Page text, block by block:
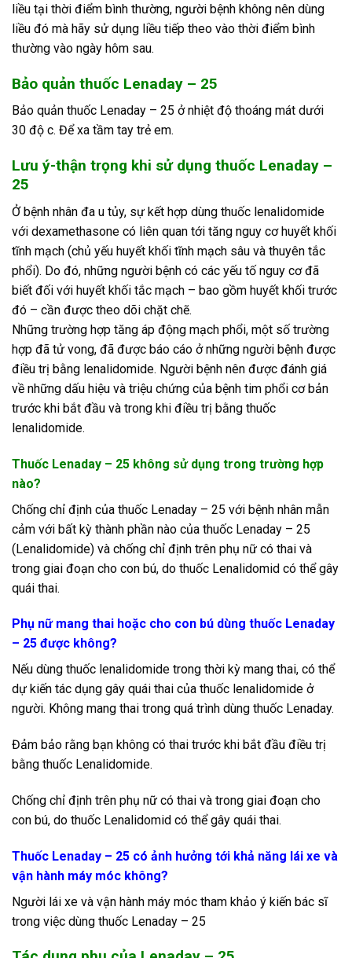
liều tại thời điểm bình thường, người bệnh không nên dùng
liều đó mà hãy sử dụng liều tiếp theo vào thời điểm bình
thường vào ngày hôm sau.
Bảo quản thuốc Lenaday – 25
Bảo quản thuốc Lenaday – 25 ở nhiệt độ thoáng mát dưới
30 độ c. Để xa tầm tay trẻ em.
Lưu ý-thận trọng khi sử dụng thuốc Lenaday –
25
Ở bệnh nhân đa u tủy, sự kết hợp dùng thuốc lenalidomide
với dexamethasone có liên quan tới tăng nguy cơ huyết khối
tĩnh mạch (chủ yếu huyết khối tĩnh mạch sâu và thuyên tắc
phổi). Do đó, những người bệnh có các yếu tố nguy cơ đã
biết đối với huyết khối tắc mạch – bao gồm huyết khối trước
đó – cần được theo dõi chặt chẽ.
Những trường hợp tăng áp động mạch phổi, một số trường
hợp đã tử vong, đã được báo cáo ở những người bệnh được
điều trị bằng lenalidomide. Người bệnh nên được đánh giá
về những dấu hiệu và triệu chứng của bệnh tim phổi cơ bản
trước khi bắt đầu và trong khi điều trị bằng thuốc
lenalidomide.
Thuốc Lenaday – 25 không sử dụng trong trường hợp
nào?
Chống chỉ định của thuốc Lenaday – 25 với bệnh nhân mẫn
cảm với bất kỳ thành phần nào của thuốc Lenaday – 25
(Lenalidomide) và chống chỉ định trên phụ nữ có thai và
trong giai đoạn cho con bú, do thuốc Lenalidomid có thể gây
quái thai.
Phụ nữ mang thai hoặc cho con bú dùng thuốc Lenaday
– 25 được không?
Nếu dùng thuốc lenalidomide trong thời kỳ mang thai, có thể
dự kiến ​​tác dụng gây quái thai của thuốc lenalidomide ở
người. Không mang thai trong quá trình dùng thuốc Lenaday.
Đảm bảo rằng bạn không có thai trước khi bắt đầu điều trị
bằng thuốc Lenalidomide.
Chống chỉ định trên phụ nữ có thai và trong giai đoạn cho
con bú, do thuốc Lenalidomid có thể gây quái thai.
Thuốc Lenaday – 25 có ảnh hưởng tới khả năng lái xe và
vận hành máy móc không?
Người lái xe và vận hành máy móc tham khảo ý kiến bác sĩ
trong việc dùng thuốc Lenaday – 25